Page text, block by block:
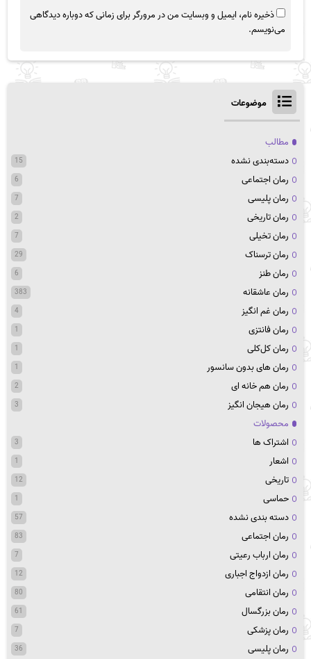
ذخیره نام، ایمیل و وبسایت من در مرورگر برای زمانی که دوباره دیدگاهی
می‌نویسم.
موضوعات
مطالب
دسته‌بندی نشده
15
رمان اجتماعی 6
رمان پلیسی 7
رمان تاریخی 2
رمان تخیلی 7
رمان ترسناک 29
رمان طنز 6
رمان عاشقانه 383
رمان غم انگیز 4
رمان فانتزی 1
رمان کل‌کلی 1
رمان های بدون سانسور 1
رمان هم خانه ای 2
رمان هیجان انگیز 3
محصولات
اشتراک ها
3
اشعار 1
تاریخی 12
حماسی 1
دسته بندی نشده 57
رمان اجتماعی 83
رمان ارباب رعیتی 7
رمان ازدواج اجباری 12
رمان انتقامی 80
رمان بزرگسال 61
رمان پزشکی 7
رمان پلیسی 36